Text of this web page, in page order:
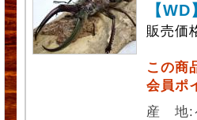
【
販売価
この商
会員ポ
産 地: